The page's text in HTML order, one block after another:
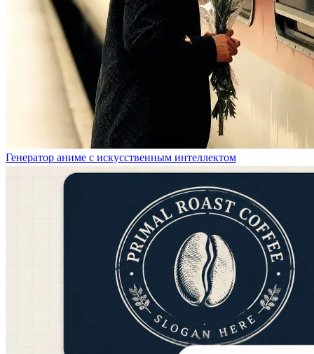
Генератор аниме с искусственным интеллектом